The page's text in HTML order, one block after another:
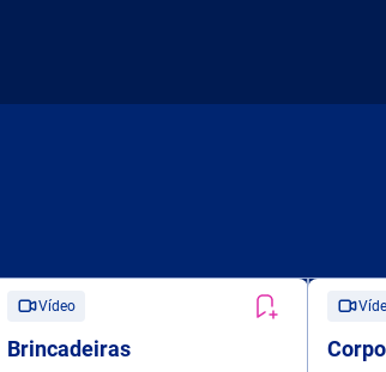
Vídeo
Brincadeiras